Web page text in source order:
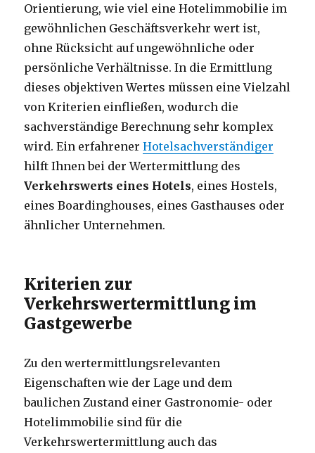
Orientierung, wie viel eine Hotelimmobilie im
gewöhnlichen Geschäftsverkehr wert ist,
ohne Rücksicht auf ungewöhnliche oder
persönliche Verhältnisse. In die Ermittlung
dieses objektiven Wertes müssen eine Vielzahl
von Kriterien einfließen, wodurch die
sachverständige Berechnung sehr komplex
wird. Ein erfahrenerHotelsachverständiger
hilft Ihnen bei der Wertermittlung des
Verkehrswerts eines Hotels, eines Hostels,
eines Boardinghouses, eines Gasthauses oder
ähnlicher Unternehmen.
Kriterien zur
Verkehrswertermittlung im
Gastgewerbe
Zu den wertermittlungsrelevanten
Eigenschaften wie der Lage und dem
baulichen Zustand einer Gastronomie- oder
Hotelimmobilie sind für die
Verkehrswertermittlung auch das